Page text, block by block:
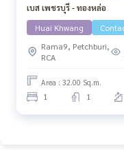
เบส เพชรบุรี - ทองหล่อ
Huai Khwang
Rama9, Petchburi,
RCA
Area : 32.00 Sq.m.
1 1